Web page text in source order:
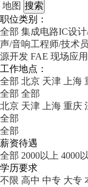
地图
职位类别：
全部 集成电路IC设
声/音响工程师/技术员
源开发 FAE 现场应
工作地点：
全部 北京 天津 上海
全部 全部
北京 天津 上海 重庆
全部
全部
薪资待遇
全部 2000以上 4000
学历要求
不限 高中 中专 大专